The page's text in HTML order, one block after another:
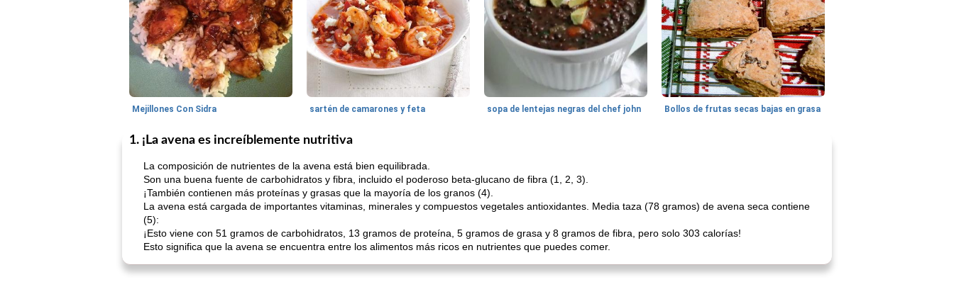
Mejillones Con Sidra sartén de camarones y feta sopa de lentejas negras del chef john Bollos de frutas secas bajas en grasa
1. ¡La avena es increíblemente nutritiva
La composición de nutrientes de la avena está bien equilibrada.
Son una buena fuente de carbohidratos y fibra, incluido el poderoso beta-glucano de fibra (1, 2, 3).
¡También contienen más proteínas y grasas que la mayoría de los granos (4).
La avena está cargada de importantes vitaminas, minerales y compuestos vegetales antioxidantes. Media taza (78 gramos) de avena seca contiene
(5):
¡Esto viene con 51 gramos de carbohidratos, 13 gramos de proteína, 5 gramos de grasa y 8 gramos de fibra, pero solo 303 calorías!
Esto significa que la avena se encuentra entre los alimentos más ricos en nutrientes que puedes comer.